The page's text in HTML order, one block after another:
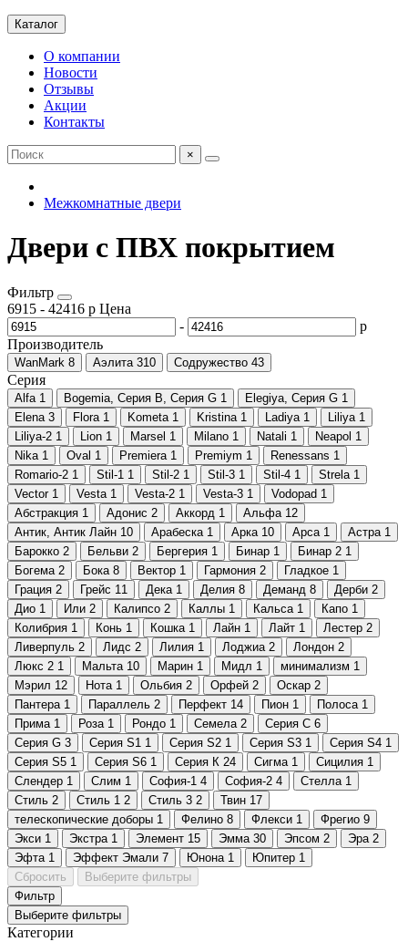
Каталог
О компании
Новости
Отзывы
Акции
Контакты
×
Межкомнатные двери
Двери с ПВХ покрытием
Фильтр
6915 - 42416 р Цена
-
р
Производитель
WanMark 8 Аэлита 310 Содружество 43
Серия
Alfa 1 Bogemia, Серия B, Серия G 1 Elegiya, Серия G 1
Elena 3 Flora 1 Kometa 1 Kristina 1 Ladiya 1 Liliya 1
Liliya-2 1 Lion 1 Marsel 1 Milano 1 Natali 1 Neapol 1
Nika 1 Oval 1 Premiera 1 Premiym 1 Renessans 1
Romario-2 1 Stil-1 1 Stil-2 1 Stil-3 1 Stil-4 1 Strela 1
Vector 1 Vesta 1 Vesta-2 1 Vesta-3 1 Vodopad 1
Абстракция 1 Адонис 2 Аккорд 1 Альфа 12
Антик, Антик Лайн 10 Арабеска 1 Арка 10 Арса 1 Астра 1
Барокко 2 Бельви 2 Бергерия 1 Бинар 1 Бинар 2 1
Богема 2 Бока 8 Вектор 1 Гармония 2 Гладкое 1
Грация 2 Грейс 11 Дека 1 Делия 8 Деманд 8 Дерби 2
Дио 1 Или 2 Калипсо 2 Каллы 1 Кальса 1 Капо 1
Колибрия 1 Конь 1 Кошка 1 Лайн 1 Лайт 1 Лестер 2
Ливерпуль 2 Лидс 2 Лилия 1 Лоджиа 2 Лондон 2
Люкс 2 1 Мальта 10 Марин 1 Мидл 1 минимализм 1
Мэрил 12 Нота 1 Ольбия 2 Орфей 2 Оскар 2
Пантера 1 Параллель 2 Перфект 14 Пион 1 Полоса 1
Прима 1 Роза 1 Рондо 1 Семела 2 Серия C 6
Серия G 3 Серия S1 1 Серия S2 1 Серия S3 1 Серия S4 1
Серия S5 1 Серия S6 1 Серия К 24 Сигма 1 Сицилия 1
Слендер 1 Слим 1 София-1 4 София-2 4 Стелла 1
Стиль 2 Стиль 1 2 Стиль 3 2 Твин 17
телескопические доборы 1 Фелино 8 Флекси 1 Фрегио 9
Экси 1 Экстра 1 Элемент 15 Эмма 30 Эпсом 2 Эра 2
Эфта 1 Эффект Эмали 7 Юнона 1 Юпитер 1
Сбросить
Выберите фильтры
Фильтр
Выберите фильтры
Категории